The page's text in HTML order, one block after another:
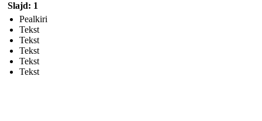
Slajd: 1
Pealkiri
Tekst
Tekst
Tekst
Tekst
Tekst